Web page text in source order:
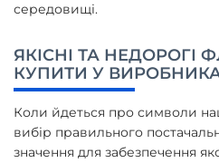
середовищі.
ЯКІСНІ ТА НЕДОРОГІ
КУПИТИ У
Коли йдеться про символи
вибір правильного
значення для забезпечення